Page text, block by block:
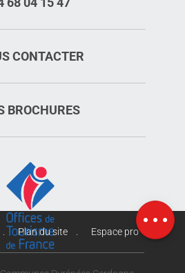
Carte
CONTACTER
BROCHURES
Plan du site Espace pro